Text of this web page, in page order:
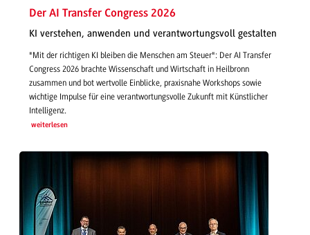
Der AI Transfer Congress 2026
KI verstehen, anwenden und verantwortungsvoll gestalten
"Mit der richtigen KI bleiben die Menschen am Steuer": Der AI Transfer
Congress 2026 brachte Wissenschaft und Wirtschaft in Heilbronn
zusammen und bot wertvolle Einblicke, praxisnahe Workshops sowie
wichtige Impulse für eine verantwortungsvolle Zukunft mit Künstlicher
Intelligenz.
weiterlesen